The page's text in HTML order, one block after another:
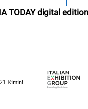
TODAY digital edition
Rimini